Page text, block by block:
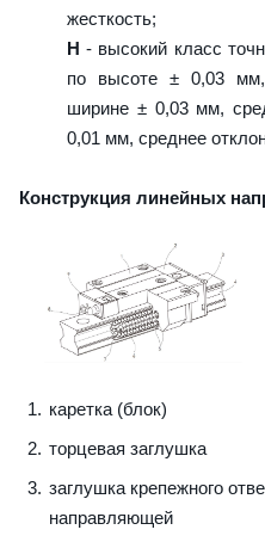
жесткость;
H - высокий класс
по высоте ± 0,03 мм,
ширине ± 0,03 мм,
0,01 мм, среднее
Конструкция линейных
каретка (блок)
торцевая заглушка
заглушка крепежного
направляющей